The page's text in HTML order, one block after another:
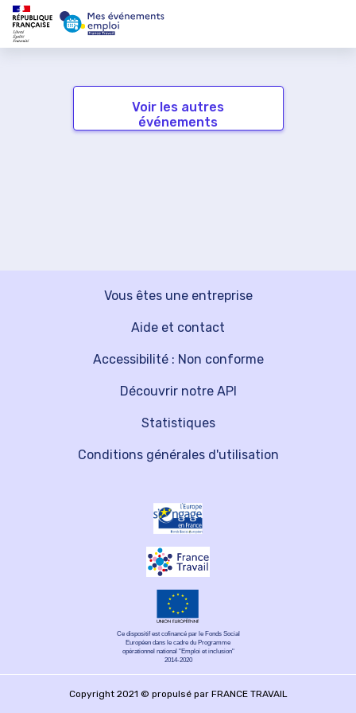
Voir les autres
événements
Vous êtes une entreprise
Découvrir notre API
Aide et contact
Statistiques
Accessibilité : Non conforme
Conditions générales d'utilisation
Ce dispositif est cofinancé par le Fonds Social
Européen dans le cadre du Programme
opérationnel national "Emploi et inclusion"
2014-2020
Copyright 2021 © propulsé par FRANCE TRAVAIL